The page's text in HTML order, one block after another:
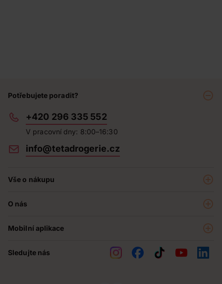
Potřebujete poradit?
+420 296 335 552
V pracovní dny: 8:00–16:30
info@tetadrogerie.cz
Vše o nákupu
Prodejny
Obchodní podmínky
O nás
Teta pomáhá
Mobilní aplikace
Sledujte nás